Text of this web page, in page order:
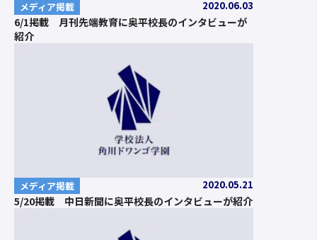
メディア掲載 2020.06.03
6/1掲載 月刊先端教育に奥平校長のインタビューが
紹介
メディア掲載 2020.05.21
5/20掲載 中日新聞に奥平校長のインタビューが紹介